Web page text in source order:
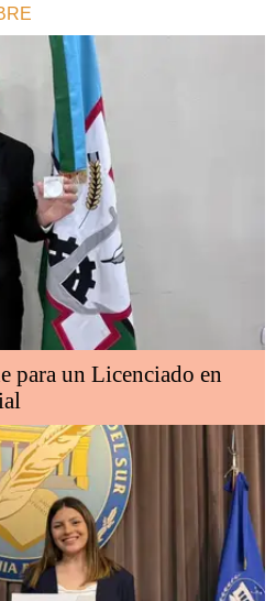
para un Licenciado en